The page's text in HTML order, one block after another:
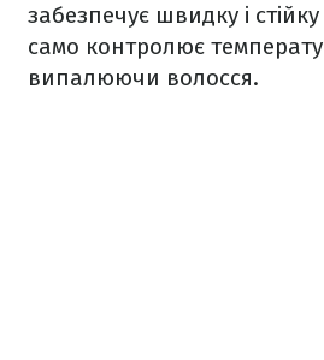
забезпечує швидку і
само контролює
випалюючи волосся.